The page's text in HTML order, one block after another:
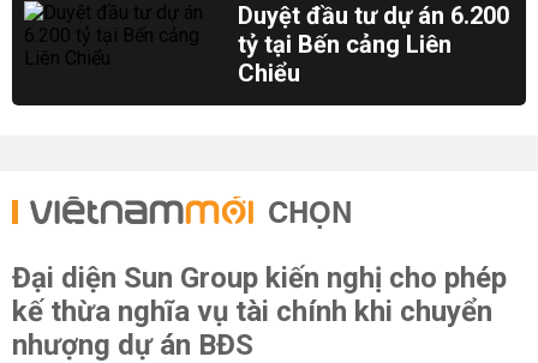
Duyệt đầu tư dự án 6.200
tỷ tại Bến cảng Liên
Chiểu
CHỌN
Đại diện Sun Group kiến nghị cho phép
kế thừa nghĩa vụ tài chính khi chuyển
nhượng dự án BĐS